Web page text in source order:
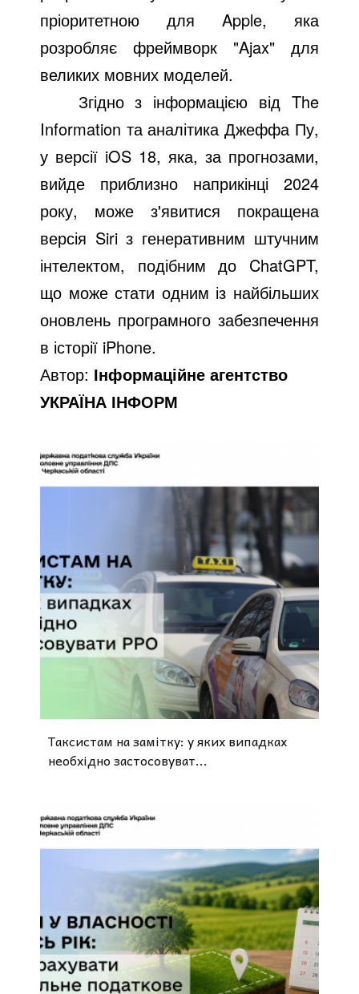
пріоритетною для Apple, яка
розробляє фреймворк "Ajax" для
великих мовних моделей.
Згідно з інформацією від The
Information та аналітика Джеффа Пу,
у версії iOS 18, яка, за прогнозами,
вийде приблизно наприкінці 2024
року, може з'явитися покращена
версія Siri з генеративним штучним
інтелектом, подібним до ChatGPT,
що може стати одним із найбільших
оновлень програмного забезпечення
в історії iPhone.
Автор: Інформаційне агентство
УКРАЇНА ІНФОРМ
Таксистам на замітку: у яких випадках
необхідно застосовуват...